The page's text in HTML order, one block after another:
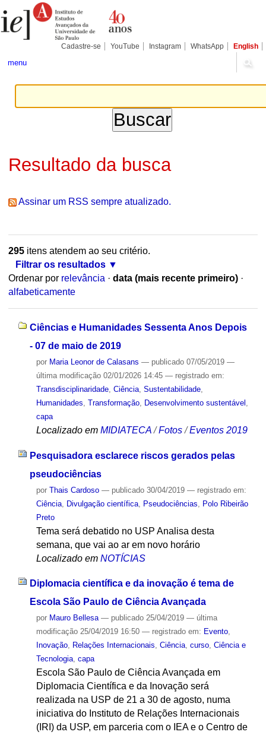
para
conteúdo.
Pessoais
Cadastre-se YouTube Instagram WhatsApp English
menu
Resultado da busca
Assinar um RSS sempre atualizado.
295itens atendem ao seu critério.
Filtrar os resultados
Ordenar por relevância · data (mais recente primeiro) ·
alfabeticamente
Ciências e Humanidades Sessenta Anos Depois
- 07 de maio de 2019
por Maria Leonor de Calasans — publicado07/05/2019 —
última modificação02/01/2026 14:45 — registrado em:
Transdisciplinaridade, Ciência, Sustentabilidade,
Humanidades Transformação, Desenvolvimento sustentável
capa
Localizado em MIDIATECA /Fotos /Eventos 2019
Pesquisadora esclarece riscos gerados pelas
pseudociências
por Thais Cardoso — publicado30/04/2019 — registrado em:
Ciência, Divulgação científica, Pseudociências
Polo Ribeirão
Preto
Tema será debatido no USP Analisa desta
semana, que vai ao ar em novo horário
Localizado em NOTÍCIAS
Diplomacia científica e da inovação é tema de
Escola São Paulo de Ciência Avançada
por Mauro Bellesa — publicado25/04/2019 — última
modificação25/04/2019 16:50 — registrado em: Evento,
Inovação, Relações Internacionais, Ciência, curso, Ciência e
Tecnologia, capa
Escola São Paulo de Ciência Avançada em
Diplomacia Científica e da Inovação será
realizada na USP de 21 a 30 de agosto, numa
iniciativa do Instituto de Relações Internacionais
(IRI) da USP, em parceria com o IEA e o Centro de